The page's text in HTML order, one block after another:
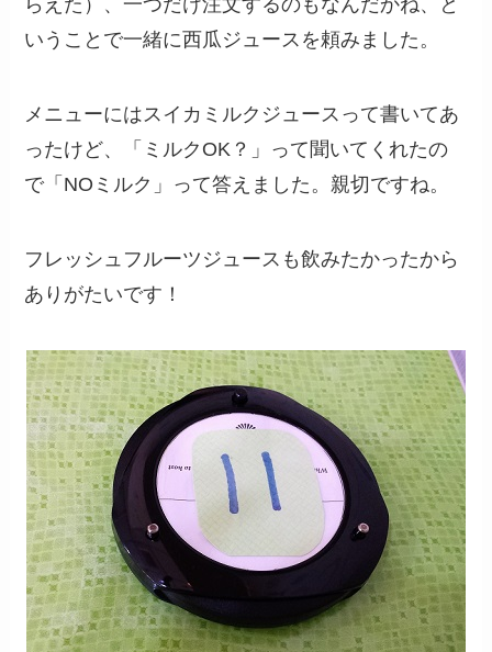
いうことで一緒に西瓜ジュースを頼みました。
メニューにはスイカミルクジュースって書いてあ
ったけど、「ミルクOK？」って聞いてくれたの
で「NOミルク」って答えました。親切ですね。
フレッシュフルーツジュースも飲みたかったから
ありがたいです！